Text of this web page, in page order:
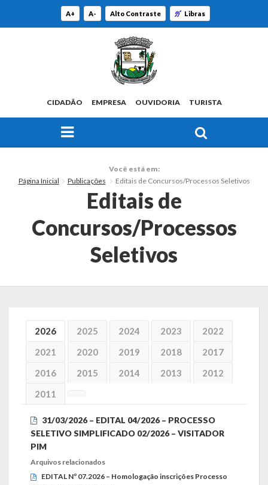
A+ A- Alto Contraste Libras
CIDADÃO EMPRESA OUVIDORIA TURISTA
Administração
Ex-Administradores
Conselhos Municipais
Secretarias
Administração, Fazenda e Planejamento
Desenvolvimento Econômico
Você está em:
Página Inicial
Publicações Editais de Concursos/Processos Seletivos
Editais de
Concursos/Processos
Seletivos
2026 2025 2024 2023
2022
2021
2020 2019 2018
2017
2016
2015 2014 2013
2012
2011
31/03/2026 – EDITAL 04/2026 – PROCESSO
SELETIVO SIMPLIFICADO 02/2026 – VISITADOR
PIM
Arquivos relacionados
EDITAL Nº 07.2026 – Homologação inscrições Processo